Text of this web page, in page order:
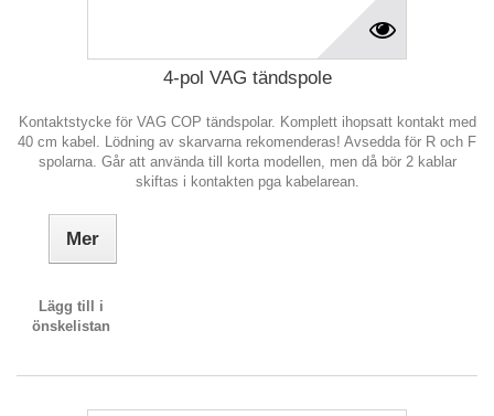
4-pol VAG tändspole
Kontaktstycke för VAG COP tändspolar. Komplett ihopsatt kontakt med
40 cm kabel. Lödning av skarvarna rekomenderas! Avsedda för R och F
spolarna. Går att använda till korta modellen, men då bör 2 kablar
skiftas i kontakten pga kabelarean.
Mer
Lägg till i
önskelistan